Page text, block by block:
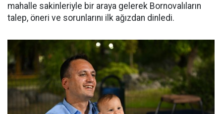
mahalle sakinleriyle bir araya gelerek Bornovalıların
talep, öneri ve sorunlarını ilk ağızdan dinledi.